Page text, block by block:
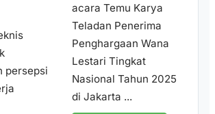
persepsi
acara Temu Karya
Teladan Penerima
Penghargaan Wana
Lestari Tingkat
Nasional Tahun 2025
di Jakarta ...